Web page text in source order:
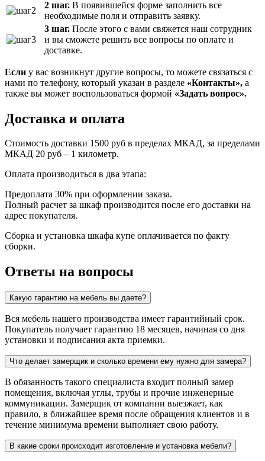
2 шаг. В появившейся форме заполнить все
необходимые поля и отправить заявку.
3 шаг. После этого с вами свяжется наш сотрудник
и вы сможете решить все вопросы по оплате и
доставке.
Если у вас возникнут другие вопросы, то можете связаться с
нами по телефону, который указан в разделе «Контакты», а
также вы может воспользоваться формой «Задать вопрос».
Доставка и оплата
Стоимость доставки 1500 руб в пределах МКАД, за пределами
МКАД 20 руб – 1 километр.
Оплата производиться в два этапа:
Предоплата 30% при оформлении заказа.
Полный расчет за шкаф производится после его доставки на
адрес покупателя.
Сборка и установка шкафа купе оплачивается по факту
сборки.
Ответы на вопросы
Какую гарантию на мебель вы даете?
Вся мебель нашего производства имеет гарантийный срок.
Покупатель получает гарантию 18 месяцев, начиная со дня
установки и подписания акта приемки.
Что делает замерщик и сколько времени ему нужно для замера?
В обязанность такого специалиста входит полный замер
помещения, включая углы, трубы и прочие инженерные
коммуникации. Замерщик от компании выезжает, как
правило, в ближайшее время после обращения клиентов и в
течение минимума времени выполняет свою работу.
В какие сроки происходит изготовление и установка мебели?